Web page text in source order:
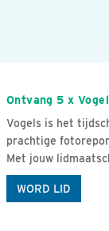
Ontvang 5 x
Vogels is het
prachtige
Met jouw
WORD LID